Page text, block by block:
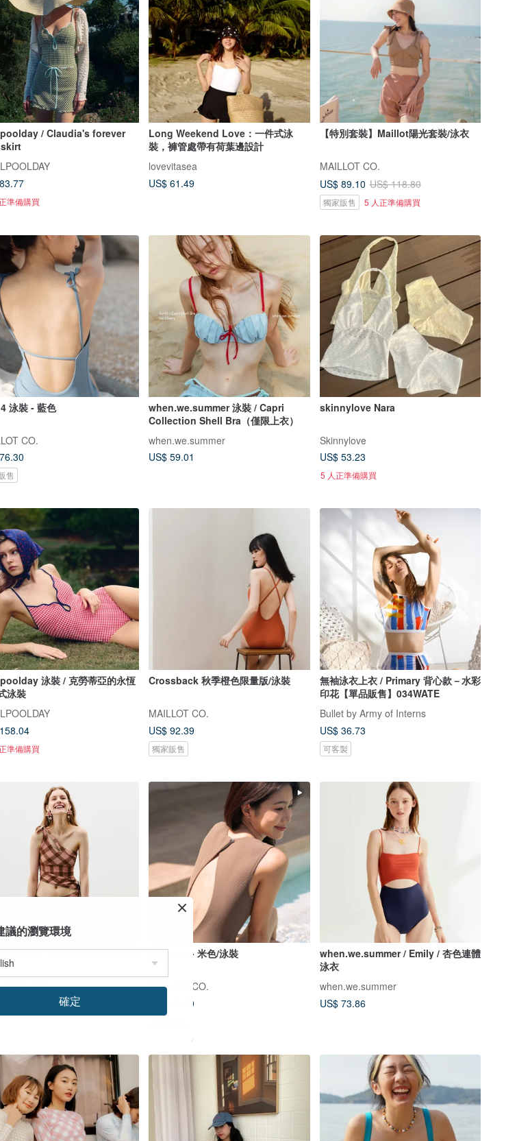
/ Claudia's forever
準備購買
Long Weekend Love：一件式泳
裝，褲管處帶有荷葉邊設計
lovevitasea
US$ 61.49
【特別套裝】Maillot陽光套裝/泳衣
MAILLOT CO.
US$ 89.10 US$ 118.80
獨家販售 5 人正準備購買
泳裝 - 藍色
CO.
售
when.we.summer 泳裝 / Capri
Collection Shell Bra（僅限上衣）
when.we.summer
US$ 59.01
skinnylove Nara
Skinnylove
US$ 53.23
5 人正準備購買
泳裝 / 克勞蒂亞的永恆
泳裝
準備購買
Crossback 秋季橙色限量版/泳裝
MAILLOT CO.
US$ 92.39
獨家販售
無袖泳衣上衣 / Primary 背心款－水彩
印花【單品販售】034WATE
Bullet by Army of Interns
US$ 36.73
可客製
/ VIVIAN 兩件式泳裝組 Khaning - 米色/泳裝
MAILLOT CO.
US$ 92.39
when.we.summer / Emily / 杏色連體
泳衣
when.we.summer
US$ 73.86
議的瀏覽環境
確定